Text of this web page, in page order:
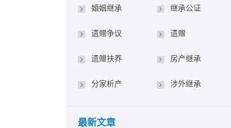
婚姻继承 继承公证
遗赠争议 遗赠
遗赠扶养 房产继承
分家析产 涉外继承
最新文章